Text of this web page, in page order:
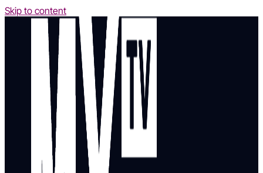
Skip to content